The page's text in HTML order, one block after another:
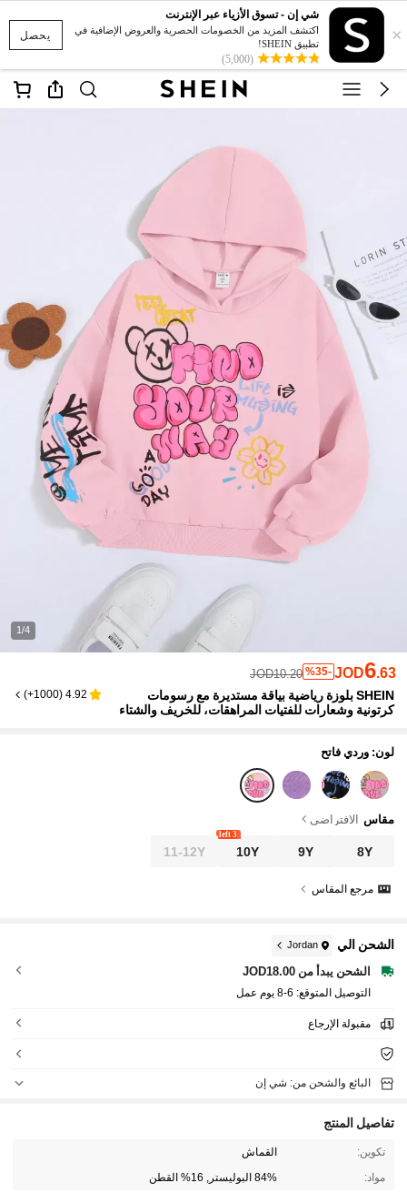
يحصل ×
شي إن - تسوق الأزياء عبر الإنترنت
اكتشف المزيد من الخصومات الحصرية والعروض الإضافية في
تطبيق SHEIN!
(5,000)
1/4
JOD6.63
%35-
JOD10.20
SHEIN بلوزة رياضية بياقة مستديرة مع رسومات
كرتونية وشعارات للفتيات المراهقات، للخريف والشتاء
4.92
(
1000+
)
لون: وردي فاتح
مقاس الافتراضي
8Y
9Y
10Y
3 left
11-12Y
مرجع المقاس
الشحن الي Jordan
الشحن يبدأ من JOD18.00
التوصيل المتوقع: 6-8 يوم عمل
مقبولة الإرجاع
البائع والشحن من: شي إن
تفاصيل المنتج
تكوين: القماش
مواد: 84% البوليستر, 16% القطن